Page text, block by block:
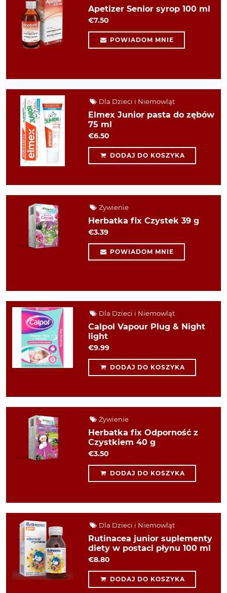
Apetizer Senior syrop 100 ml
€7.50
POWIADOM MNIE
Dla Dzieci i Niemowląt
Elmex Junior pasta do zębów
75 ml
€6.50
DODAJ DO KOSZYKA
Żywienie
Herbatka fix Czystek 39 g
€3.39
POWIADOM MNIE
Dla Dzieci i Niemowląt
Calpol Vapour Plug & Night
light
€9.99
DODAJ DO KOSZYKA
Żywienie
Herbatka fix Odporność z
Czystkiem 40 g
€3.50
DODAJ DO KOSZYKA
Dla Dzieci i Niemowląt
Rutinacea junior suplementy
diety w postaci płynu 100 ml
€8.80
DODAJ DO KOSZYKA